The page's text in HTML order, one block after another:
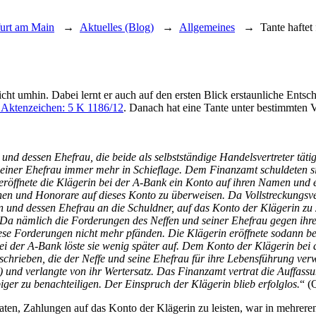
am Main → Aktuelles (Blog) → Allgemeines → Tante
umhin. Dabei lernt er auch auf den ersten Blick erstaunliche
5 K 1186/12. Danach hat eine Tante unter bestimmten
dessen Ehefrau, die beide als selbstständige Handelsvertreter
Ehefrau immer mehr in Schieflage. Dem Finanzamt schuldeten
die Klägerin bei der A-Bank ein Konto auf ihren Namen
und Honorare auf dieses Konto zu überweisen. Da
dessen Ehefrau an die Schuldner, auf das Konto der Klägerin
nämlich die Forderungen des Neffen und seiner Ehefrau gegen
Forderungen nicht mehr pfänden. Die Klägerin eröffnete sodann
der A-Bank löste sie wenig später auf. Dem Konto der Klägerin
die der Neffe und seine Ehefrau für ihre Lebensführung
verlangte von ihr Wertersatz. Das Finanzamt vertrat die
zu benachteiligen. Der Einspruch der Klägerin blieb erfolglos.“
Zahlungen auf das Konto der Klägerin zu leisten, war in